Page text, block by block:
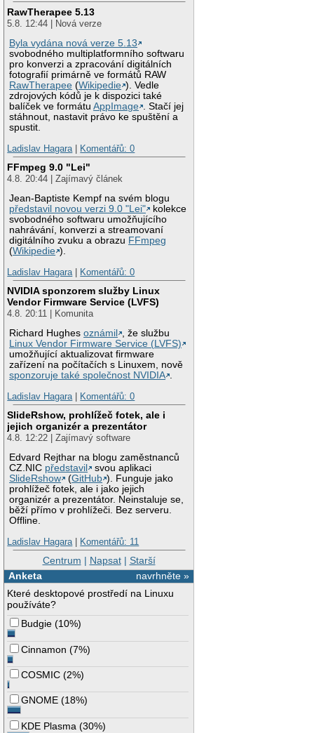
RawTherapee 5.13
5.8. 12:44 | Nová verze
Byla vydána nová verze 5.13
svobodného multiplatformního softwaru
pro konverzi a zpracování digitálních
fotografií primárně ve formátů RAW
RawTherapee (Wikipedie ). Vedle
zdrojových kódů je k dispozici také
balíček ve formátuAppImage . Stačí jej
stáhnout, nastavit právo ke spuštění a
spustit.
Ladislav Hagara| Komentářů: 0
FFmpeg 9.0 "Lei"
4.8. 20:44 | Zajímavý článek
Jean-Baptiste Kempf na svém blogu
představil novou verzi 9.0 "Lei"
kolekce
svobodného softwaru umožňujícího
nahrávání, konverzi a streamovaní
digitálního zvuku a obrazu FFmpeg
(Wikipedie ).
Ladislav Hagara| Komentářů: 0
NVIDIA sponzorem služby Linux
Vendor Firmware Service (LVFS)
4.8. 20:11 | Komunita
Richard Hughesoznámil
, že službu
Linux Vendor Firmware Service (LVFS)
umožňující aktualizovat firmware
zařízení na počítačích s Linuxem, nově
sponzoruje také společnost NVIDIA .
Ladislav Hagara| Komentářů: 0
SlideRshow, prohlížeč fotek, ale i
jejich organizér a prezentátor
4.8. 12:22 | Zajímavý software
Edvard Rejthar na blogu zaměstnanců
CZ.NIC představil
svou aplikaci
SlideRshow
(GitHub ). Funguje jako
prohlížeč fotek, ale i jako jejich
organizér a prezentátor. Neinstaluje se,
běží přímo v prohlížeči. Bez serveru.
Offline.
Ladislav Hagara| Komentářů: 11
Centrum | Napsat| Starší
navrhněte »
Anketa
Které desktopové prostředí na Linuxu
používáte?
Budgie (10%)
Cinnamon (7%)
COSMIC (2%)
GNOME (18%)
KDE Plasma (30%)